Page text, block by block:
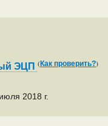
ЭЦП (Как проверить?)
2018 г.